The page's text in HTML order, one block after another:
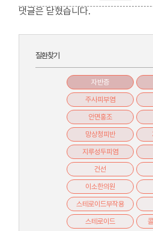
댓글은 닫혔습니다.
질환찾기
자반증
주사피부염
안면홍조
망상청피반
지루성두피염
건선
이소한의원
스테로이드부작용
스테로이드